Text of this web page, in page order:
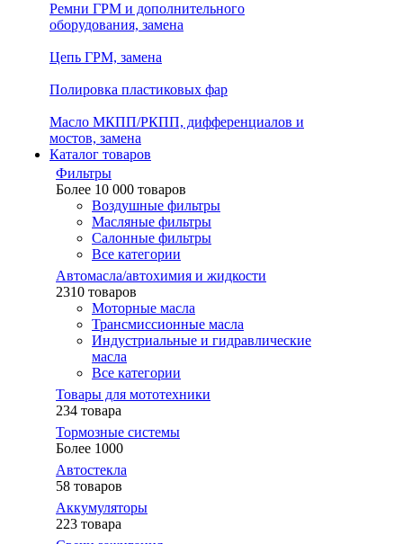
Ремни ГРМ и дополнительного
оборудования, замена
Цепь ГРМ, замена
Полировка пластиковых фар
Масло МКПП/РКПП, дифференциалов и
мостов, замена
Каталог товаров
Фильтры
Более 10 000 товаров
Воздушные фильтры
Масляные фильтры
Салонные фильтры
Все категории
Автомасла/автохимия и жидкости
2310 товаров
Моторные масла
Трансмиссионные масла
Индустриальные и гидравлические
масла
Все категории
Товары для мототехники
234 товара
Тормозные системы
Более 1000
Автостекла
58 товаров
Аккумуляторы
223 товара